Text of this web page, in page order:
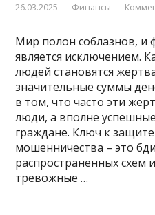
26.03.2025 Финансы
Мир полон соблазнов, и
является исключением.
людей становятся
значительные суммы
в том, что часто эти
люди, а вполне
граждане. Ключ к
мошенничества – это
распространенных схем
тревожные …